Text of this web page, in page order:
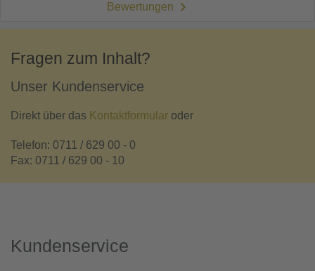
Bewertungen
Fragen zum Inhalt?
Unser Kundenservice
Direkt über das Kontaktformular oder
Telefon: 0711 / 629 00 - 0
Fax: 0711 / 629 00 - 10
Kundenservice